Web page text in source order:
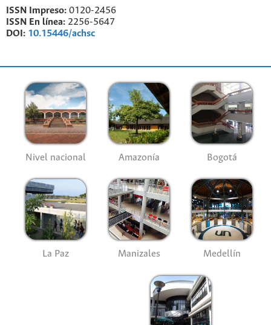
ISSN Impreso: 0120-2456
ISSN En línea: 2256-5647
DOI: 10.15446/achsc
Nivel nacional Amazonía Bogotá
La Paz Manizales Medellín